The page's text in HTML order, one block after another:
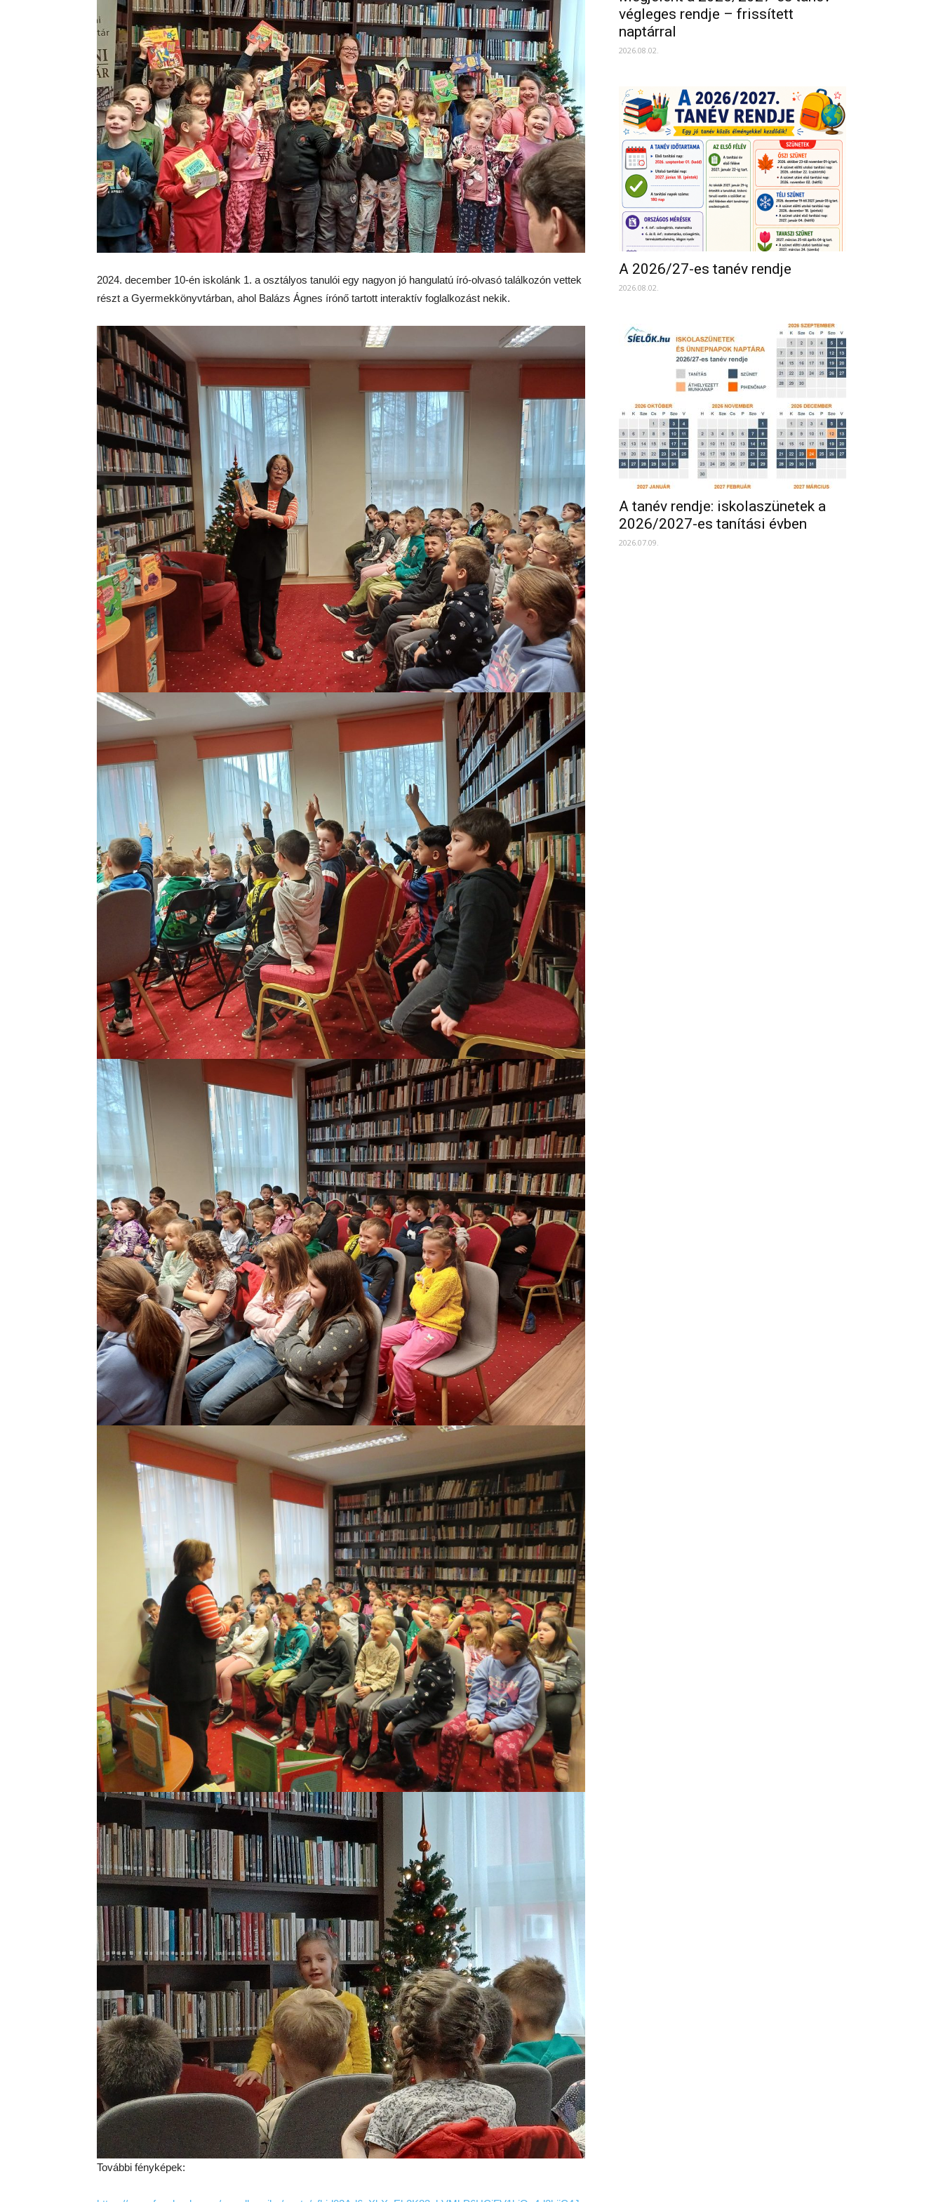
2024. december 10-én iskolánk 1. a osztályos tanulói egy nagyon jó hangulatú író-olvasó találkozón vettek
részt a Gyermekkönyvtárban, ahol Balázs Ágnes írónő tartott interaktív foglalkozást nekik.
További fényképek:
végleges rendje – frissített
naptárral
2026.08.02.
A 2026/27-es tanév rendje
2026.08.02.
A tanév rendje: iskolaszünetek a
2026/2027-es tanítási évben
2026.07.09.